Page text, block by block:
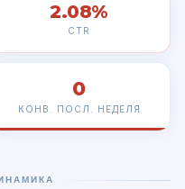
2.08%
CTR
0
КОНВ. ПОСЛ. НЕДЕЛЯ